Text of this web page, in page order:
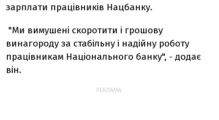
зарплати працівників Нацбанку.
"Ми вимушені скоротити і грошову
винагороду за стабільну і надійну роботу
працівникам Національного банку", - додає
він.
РЕКЛАМА: